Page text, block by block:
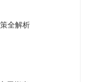
全解析